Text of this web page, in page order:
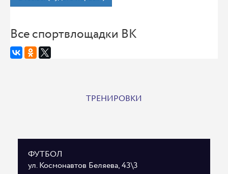
Все спортвлощадки ВК
ТРЕНИРОВКИ
ФУТБОЛ
ул. Космонавтов Беляева, 43\3